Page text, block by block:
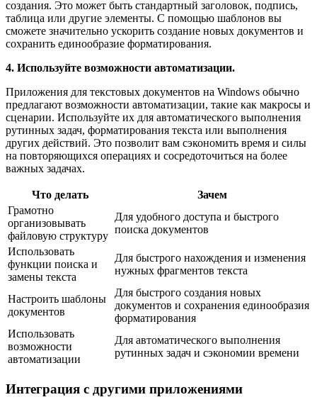
создания. Это может быть стандартный заголовок, подпись,
таблица или другие элементы. С помощью шаблонов вы
сможете значительно ускорить создание новых документов и
сохранить единообразие форматирования.
4. Используйте возможности автоматизации.
Приложения для текстовых документов на Windows обычно
предлагают возможности автоматизации, такие как макросы и
сценарии. Используйте их для автоматического выполнения
рутинных задач, форматирования текста или выполнения
других действий. Это позволит вам сэкономить время и силы
на повторяющихся операциях и сосредоточиться на более
важных задачах.
Что делать
Зачем
Грамотно
организовывать
файловую структуру
Для удобного доступа и быстрого
поиска документов
Использовать
функции поиска и
замены текста
Для быстрого нахождения и изменения
нужных фрагментов текста
Настроить шаблоны
документов
Для быстрого создания новых
документов и сохранения единообразия
форматирования
Использовать
возможности
автоматизации
Для автоматического выполнения
рутинных задач и сэкономии времени
Интеграция с другими приложениями